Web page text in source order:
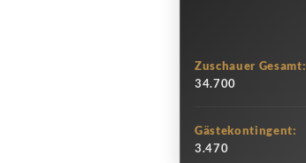
Zuschauer Gesamt:
34.700
Gästekontingent:
3.470